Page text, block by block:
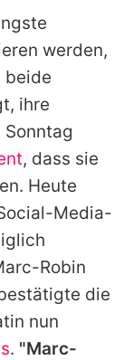
werden,
beide
ihre
, dass sie
Heute
Media-
Robin
die
nun
. "Marc-